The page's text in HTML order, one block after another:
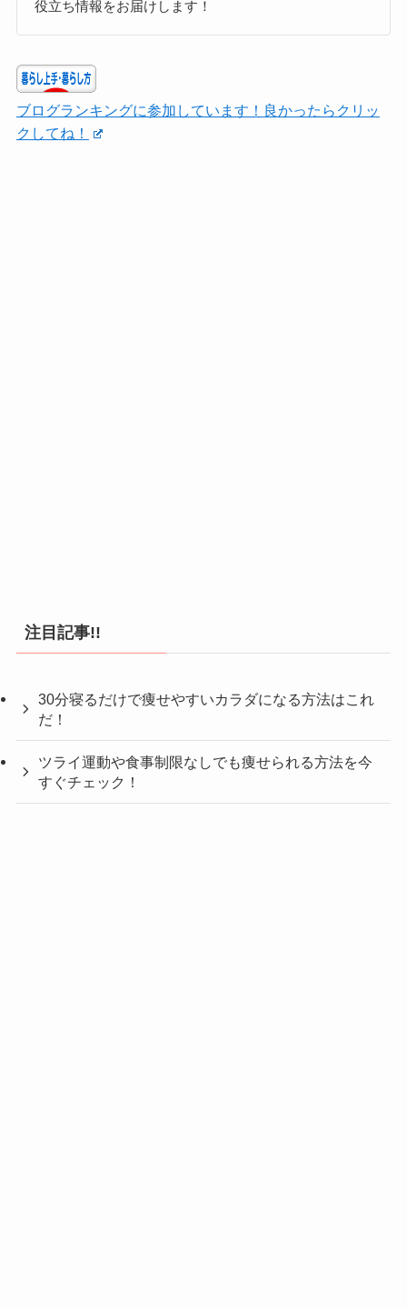
役立ち情報をお届けします！
ブログランキングに参加しています！良かったらクリッ
クしてね！
注目記事!!
30分寝るだけで痩せやすいカラダになる方法はこれ
だ！
ツライ運動や食事制限なしでも痩せられる方法を今
すぐチェック！